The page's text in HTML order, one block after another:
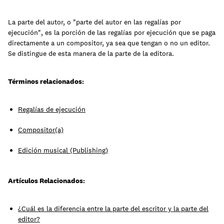
Aprende
La parte del autor, o "parte del autor en las regalías por
ejecución", es la porción de las regalías por ejecución que se paga
directamente a un compositor, ya sea que tengan o no un editor.
Se distingue de esta manera de la parte de la editora.
Términos relacionados:
Regalías de ejecución
Compositor(a)
Edición musical (Publishing)
Artículos Relacionados:
¿Cuál es la diferencia entre la parte del escritor y la parte del
editor?